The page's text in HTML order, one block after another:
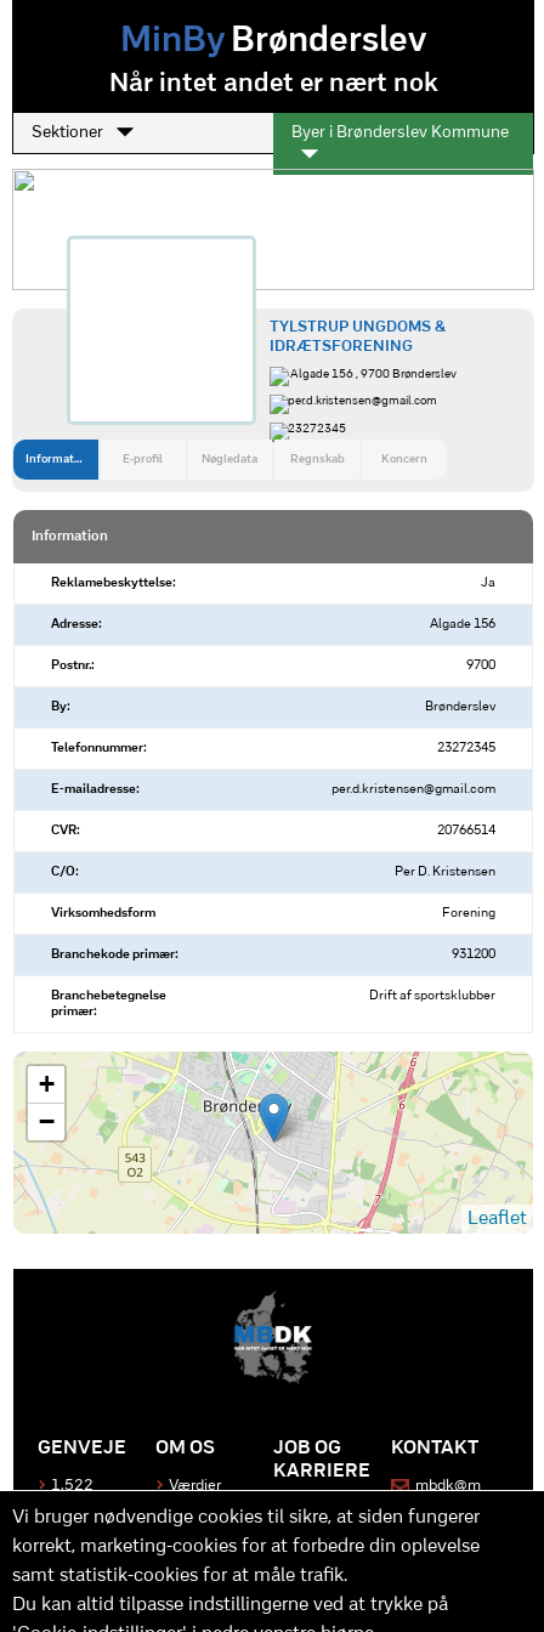
MinByBrønderslev
Når intet andet er nært nok
Sektioner Byer i Brønderslev Kommune
TYLSTRUP UNGDOMS &
IDRÆTSFORENING
Algade 156 , 9700 Brønderslev
per.d.kristensen@gmail.com
23272345
Information E-profil Nøgledata Regnskab Koncern
Information
Reklamebeskyttelse: Ja
Adresse: Algade 156
Postnr.: 9700
By: Brønderslev
Telefonnummer: 23272345
E-mailadresse: per.d.kristensen@gmail.com
CVR: 20766514
C/O: Per D. Kristensen
Virksomhedsform Forening
Branchekode primær: 931200
Branchebetegnelse
primær:
Drift af sportsklubber
+
−
Leaflet
GENVEJE
1.522
Produkter
Kontakt
os
OM OS
Værdier
Historen
bag
MBDK
Hvad gør
os unikke
JOB OG
KARRIERE
Bliv en del
af MBDK
Vores
team
og
KONTAKT
mbdk@m
Vi bruger nødvendige cookies til sikre, at siden fungerer
korrekt, marketing-cookies for at forbedre din oplevelse
samt statistik-cookies for at måle trafik.
Du kan altid tilpasse indstillingerne ved at trykke på